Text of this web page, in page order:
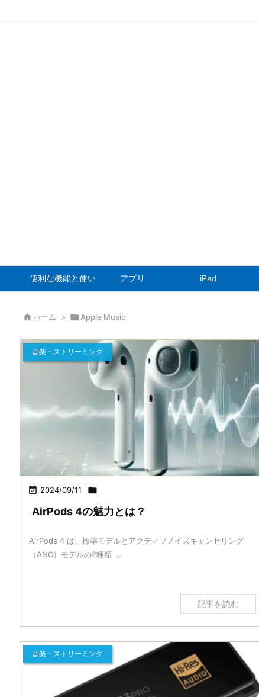
便利な機能と使い方 アプリ iPad
 ホーム > Apple Music
 2024/09/11 
音楽・ストリーミング
AirPods 4の魅力とは？
AirPods 4 は、標準モデルとアクティブノイズキャンセリング
（ANC）モデルの2種類 ...
記事を読む
音楽・ストリーミング